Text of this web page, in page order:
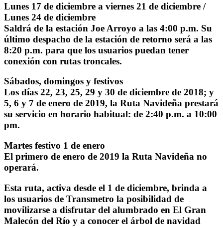
Lunes 17 de diciembre a viernes 21 de diciembre /
Lunes 24 de diciembre
Saldrá de la estación Joe Arroyo a las 4:00 p.m. Su
último despacho de la estación de retorno será a las
8:20 p.m. para que los usuarios puedan tener
conexión con rutas troncales.
Sábados, domingos y festivos
Los días 22, 23, 25, 29 y 30 de diciembre de 2018; y
5, 6 y 7 de enero de 2019, la Ruta Navideña prestará
su servicio en horario habitual: de 2:40 p.m. a 10:00
pm.
Martes festivo 1 de enero
El primero de enero de 2019 la Ruta Navideña no
operará.
Esta ruta, activa desde el 1 de diciembre, brinda a
los usuarios de Transmetro la posibilidad de
movilizarse a disfrutar del alumbrado en El Gran
Malecón del Río y a conocer el árbol de navidad